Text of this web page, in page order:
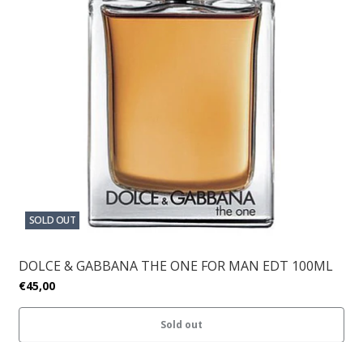
SOLD OUT
DOLCE & GABBANA THE ONE FOR MAN EDT 100ML
€45,00
Sold out